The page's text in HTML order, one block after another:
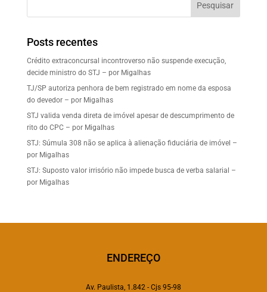
Pesquisar
Posts recentes
Crédito extraconcursal incontroverso não suspende execução,
decide ministro do STJ – por Migalhas
TJ/SP autoriza penhora de bem registrado em nome da esposa
do devedor – por Migalhas
STJ valida venda direta de imóvel apesar de descumprimento de
rito do CPC – por Migalhas
STJ: Súmula 308 não se aplica à alienação fiduciária de imóvel –
por Migalhas
STJ: Suposto valor irrisório não impede busca de verba salarial –
por Migalhas
ENDEREÇO
Av. Paulista, 1.842 - Cjs 95-98